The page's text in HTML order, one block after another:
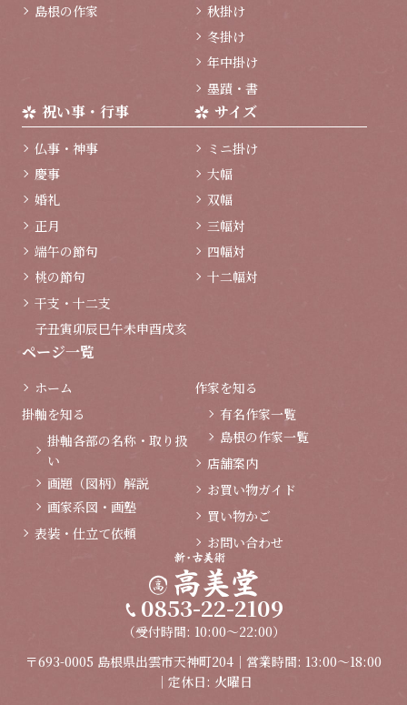
島根の作家
秋掛け
冬掛け
年中掛け
墨蹟・書
祝い事・行事
仏事・神事
慶事
婚礼
正月
端午の節句
桃の節句
干支・十二支
子丑寅卯辰巳午未申酉戌亥
サイズ
ミニ掛け
大幅
双幅
三幅対
四幅対
十二幅対
ページ一覧
ホーム
掛軸を知る
掛軸各部の名称・取り扱
い
画題（図柄）解説
画家系図・画塾
表装・仕立て依頼
作家を知る
有名作家一覧
島根の作家一覧
店舗案内
お買い物ガイド
買い物かご
お問い合わせ
0853-22-2109
（受付時間: 10:00～22:00）
〒693-0005 島根県出雲市天神町204｜営業時間: 13:00～18:00
｜定休日: 火曜日